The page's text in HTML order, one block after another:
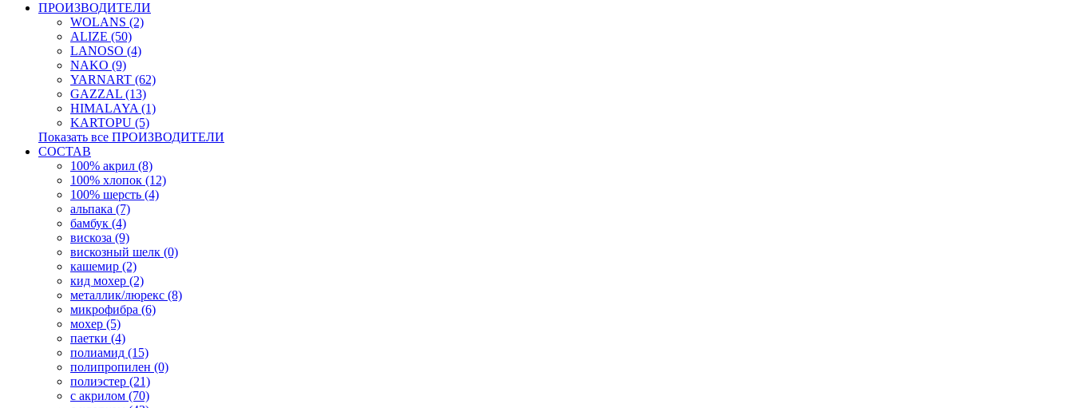
ПРОИЗВОДИТЕЛИ
WOLANS (2)
ALIZE (50)
LANOSO (4)
NAKO (9)
YARNART (62)
GAZZAL (13)
HIMALAYA (1)
KARTOPU (5)
Показать все ПРОИЗВОДИТЕЛИ
СОСТАВ
100% акрил (8)
100% хлопок (12)
100% шерсть (4)
альпака (7)
бамбук (4)
вискоза (9)
вискозный шелк (0)
кашемир (2)
кид мохер (2)
металлик/люрекс (8)
микрофибра (6)
мохер (5)
паетки (4)
полиамид (15)
полипропилен (0)
полиэстер (21)
с акрилом (70)